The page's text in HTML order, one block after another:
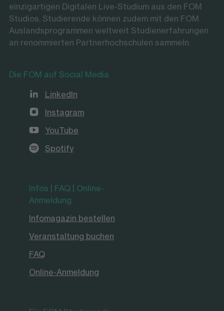
einzigartigen Digitalen Live-Studium aus den FOM
Studios. Studierende können zudem mit den FOM
Auslandsprogrammen weltweit Studienerfahrungen
an renommierten Partnerhochschulen sammeln.
Die FOM auf Social Media
LinkedIn
Instagram
YouTube
Spotify
Infos | FAQ | Online-
Anmeldung
Infomagazin bestellen
Veranstaltung buchen
FAQ
Online-Anmeldung